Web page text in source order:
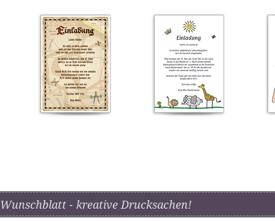
Wunschblatt - kreative Drucksachen!